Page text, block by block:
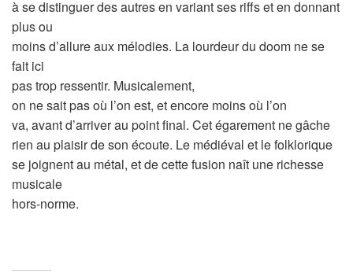
à se distinguer des autres en variant ses riffs et en donnant
plus ou
moins d’allure aux mélodies. La lourdeur du doom ne se
fait ici
pas trop ressentir. Musicalement,
on ne sait pas où l’on est, et encore moins où l’on
va, avant d’arriver au point final. Cet égarement ne gâche
rien au plaisir de son écoute. Le médiéval et le folklorique
se joignent au métal, et de cette fusion naît une richesse
musicale
hors-norme.